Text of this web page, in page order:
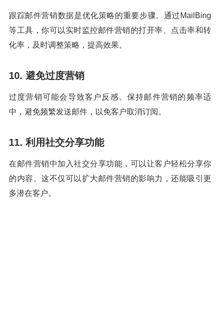
跟踪邮件营销数据是优化策略的重要步骤。通过MailBing
等工具，你可以实时监控邮件营销的打开率、点击率和转
化率，及时调整策略，提高效果。
10. 避免过度营销
过度营销可能会导致客户反感。保持邮件营销的频率适
中，避免频繁发送邮件，以免客户取消订阅。
11. 利用社交分享功能
在邮件营销中加入社交分享功能，可以让客户轻松分享你
的内容。这不仅可以扩大邮件营销的影响力，还能吸引更
多潜在客户。